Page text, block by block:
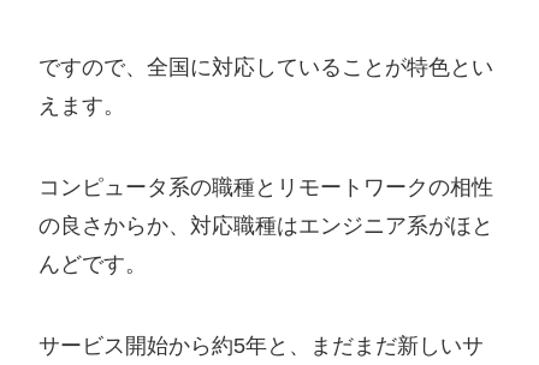
ディレクター
Webアプリケーションエンジニア
バックエンドエンジニア
スマホアプリエンジニア
TypeScriptエンジニア
ですので、全国に対応していることが特色とい
えます。
コンピュータ系の職種とリモートワークの相性
の良さからか、対応職種はエンジニア系がほと
んどです。
サービス開始から約5年と、まだまだ新しいサ